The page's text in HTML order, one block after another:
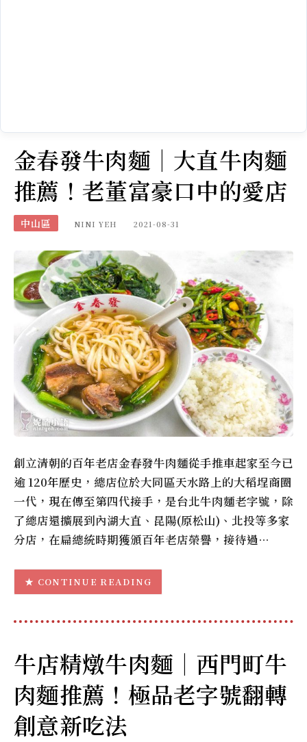
金春發牛肉麵｜大直牛肉麵
推薦！老董富豪口中的愛店
中山區 NINI YEH 2021-08-31
創立清朝的百年老店金春發牛肉麵從手推車起家至今已
逾 120年歷史，總店位於大同區天水路上的大稻埕商圈
一代，現在傳至第四代接手，是台北牛肉麵老字號，除
了總店還擴展到內湖大直、昆陽(原松山)、北投等多家
分店，在扁總統時期獲頒百年老店榮譽，接待過…
CONTINUE READING
牛店精燉牛肉麵｜西門町牛
肉麵推薦！極品老字號翻轉
創意新吃法